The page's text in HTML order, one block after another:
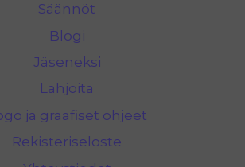
Säännöt
Blogi
Jäseneksi
Lahjoita
ja graafiset ohjeet
Rekisteriseloste